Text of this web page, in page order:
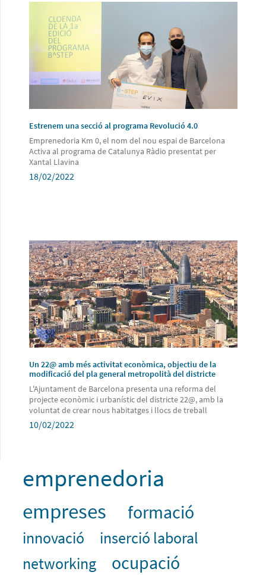
Estrenem una secció al programa Revolució 4.0
Emprenedoria Km 0, el nom del nou espai de Barcelona
Activa al programa de Catalunya Ràdio presentat per
Xantal Llavina
18/02/2022
Un 22@ amb més activitat econòmica, objectiu de la
modificació del pla general metropolità del districte
L'Ajuntament de Barcelona presenta una reforma del
projecte econòmic i urbanístic del districte 22@, amb la
voluntat de crear nous habitatges i llocs de treball
10/02/2022
emprenedoria
empreses formació
innovació
inserció laboral
networking
ocupació